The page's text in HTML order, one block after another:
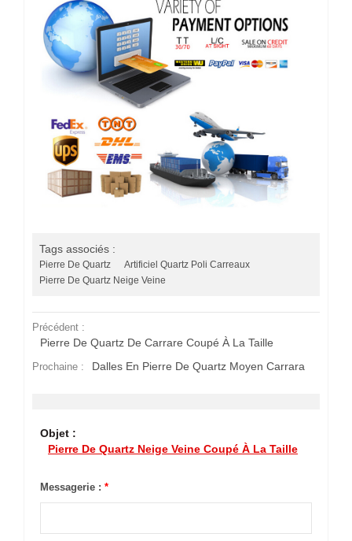
Tags associés :
Pierre De Quartz
Artificiel Quartz Poli Carreaux
Pierre De Quartz Neige Veine
Précédent :
Pierre De Quartz De Carrare Coupé À La Taille
Prochaine : Dalles En Pierre De Quartz Moyen Carrara
Objet :
Pierre De Quartz Neige Veine Coupé À La Taille
Messagerie : *